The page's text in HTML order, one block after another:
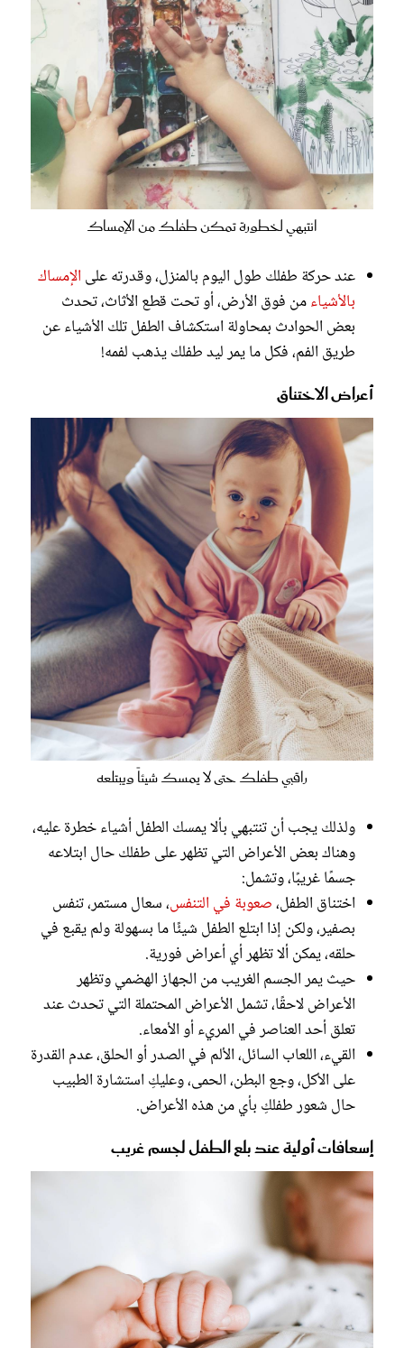
انتبهي لخطورة تمكن طفلك من الإمساك
عند حركة طفلك طول اليوم بالمنزل، وقدرته على الإمساك
بالأشياءمن فوق الأرض، أو تحت قطع الأثاث، تحدث
بعض الحوادث بمحاولة استكشاف الطفل تلك الأشياء عن
طريق الفم، فكل ما يمر ليد طفلك يذهب لفمه!
أعراض الاختناق
راقبي طفلك حتى لا يمسك شيئاً ويبتلعه
ولذلك يجب أن تنتبهي بألا يمسك الطفل أشياء خطرة عليه،
وهناك بعض الأعراض التي تظهر على طفلك حال ابتلاعه
جسمًا غريبًا، وتشمل:
اختناق الطفل،صعوبة في التنفس، سعال مستمر، تنفس
بصفير، ولكن إذا ابتلع الطفل شيئًا ما بسهولة ولم يقبع في
حلقه، يمكن ألا تظهر أي أعراض فورية.
حيث يمر الجسم الغريب من الجهاز الهضمي وتظهر
الأعراض لاحقًا، تشمل الأعراض المحتملة التي تحدث عند
تعلق أحد العناصر في المريء أو الأمعاء.
القيء، اللعاب السائل، الألم في الصدر أو الحلق، عدم القدرة
على الأكل، وجع البطن، الحمى، وعليكِ استشارة الطبيب
حال شعور طفلكِ بأي من هذه الأعراض.
إسعافات أولية عند بلع الطفل لجسم غريب